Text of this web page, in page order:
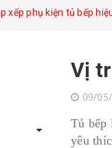
xếp phụ kiện tủ bếp
Vị
09/
Tủ bếp
yêu